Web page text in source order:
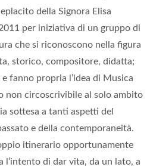
della Signora Elisa
per iniziativa di un gruppo di
che si riconoscono nella figura
storico, compositore, didatta;
fanno propria l’idea di Musica
non circoscrivibile al solo ambito
sottesa a tanti aspetti del
e della contemporaneità.
itinerario opportunamente
l’intento di dar vita, da un lato, a